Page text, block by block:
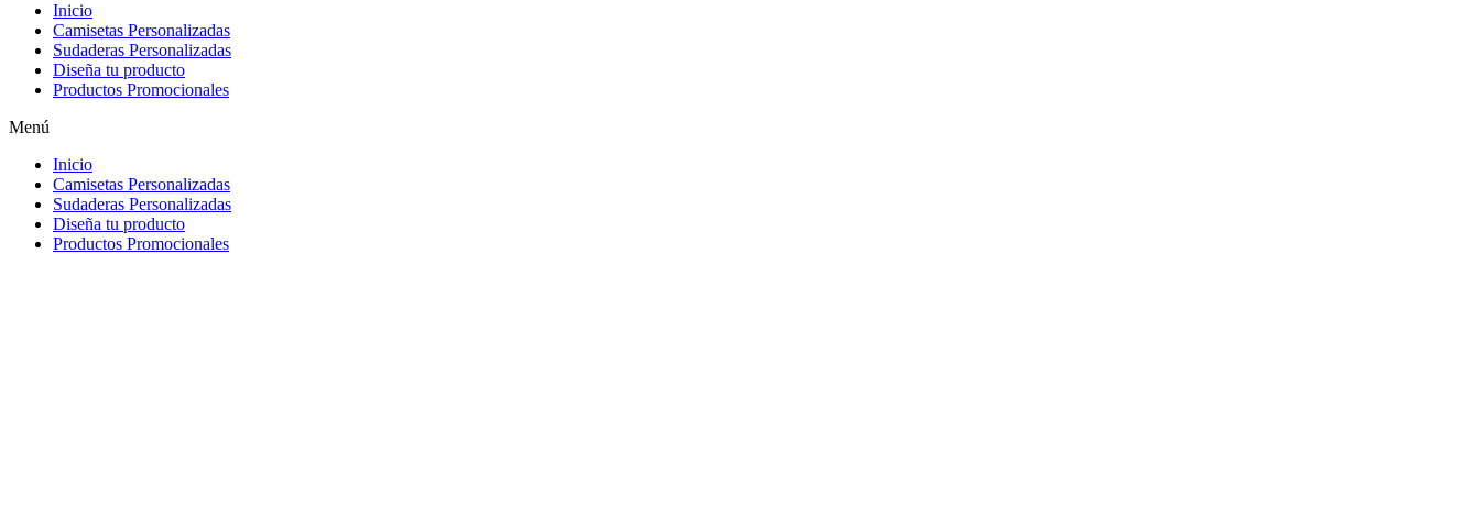
Inicio
Camisetas Personalizadas
Sudaderas Personalizadas
Diseña tu producto
Productos Promocionales
Menú
Inicio
Camisetas Personalizadas
Sudaderas Personalizadas
Diseña tu producto
Productos Promocionales